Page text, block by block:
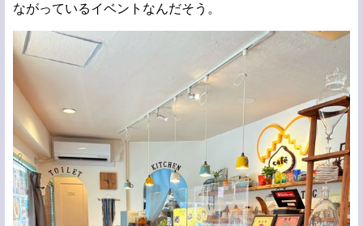
ながっているイベントなんだそう。